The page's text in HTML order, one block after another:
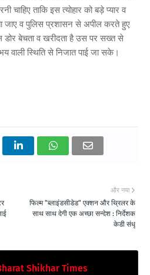
चाहिए ताकि इस त्योहार को बड़े प्यार व
जाए व पुलिस प्रशासन से अपील करते हुए
डोर बेचता व खरीदता है उस पर सख्त से
वाली स्थिति से निजात पाई जा सके।
और नया
फिल्म "ब्लाइंडसीडेड" एक्शन और थ्रिलर के
साथ साथ देगी एक अच्छा सन्देश : निर्देशक
केडी संधू
Shikhar Times